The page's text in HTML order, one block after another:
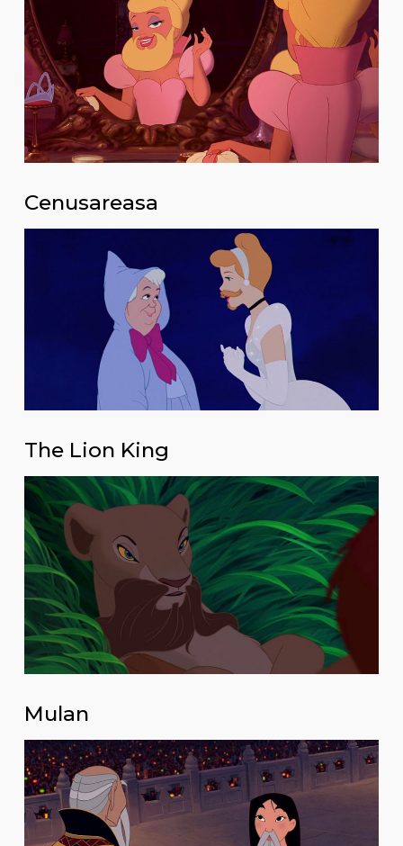
Cenusareasa
The Lion King
Mulan